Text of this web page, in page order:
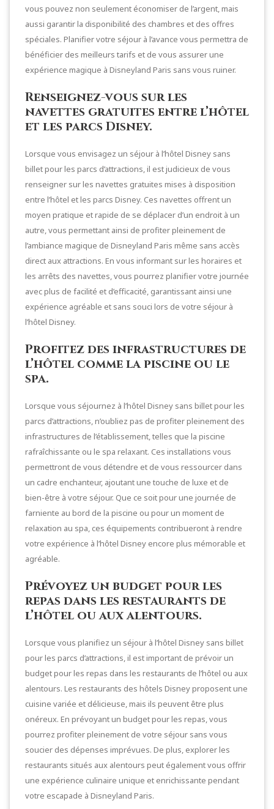
vous pouvez non seulement économiser de l’argent, mais
aussi garantir la disponibilité des chambres et des offres
spéciales. Planifier votre séjour à l’avance vous permettra de
bénéficier des meilleurs tarifs et de vous assurer une
expérience magique à Disneyland Paris sans vous ruiner.
Renseignez-vous sur les
navettes gratuites entre l’hôtel
et les parcs Disney.
Lorsque vous envisagez un séjour à l’hôtel Disney sans
billet pour les parcs d’attractions, il est judicieux de vous
renseigner sur les navettes gratuites mises à disposition
entre l’hôtel et les parcs Disney. Ces navettes offrent un
moyen pratique et rapide de se déplacer d’un endroit à un
autre, vous permettant ainsi de profiter pleinement de
l’ambiance magique de Disneyland Paris même sans accès
direct aux attractions. En vous informant sur les horaires et
les arrêts des navettes, vous pourrez planifier votre journée
avec plus de facilité et d’efficacité, garantissant ainsi une
expérience agréable et sans souci lors de votre séjour à
l’hôtel Disney.
Profitez des infrastructures de
l’hôtel comme la piscine ou le
spa.
Lorsque vous séjournez à l’hôtel Disney sans billet pour les
parcs d’attractions, n’oubliez pas de profiter pleinement des
infrastructures de l’établissement, telles que la piscine
rafraîchissante ou le spa relaxant. Ces installations vous
permettront de vous détendre et de vous ressourcer dans
un cadre enchanteur, ajoutant une touche de luxe et de
bien-être à votre séjour. Que ce soit pour une journée de
farniente au bord de la piscine ou pour un moment de
relaxation au spa, ces équipements contribueront à rendre
votre expérience à l’hôtel Disney encore plus mémorable et
agréable.
Prévoyez un budget pour les
repas dans les restaurants de
l’hôtel ou aux alentours.
Lorsque vous planifiez un séjour à l’hôtel Disney sans billet
pour les parcs d’attractions, il est important de prévoir un
budget pour les repas dans les restaurants de l’hôtel ou aux
alentours. Les restaurants des hôtels Disney proposent une
cuisine variée et délicieuse, mais ils peuvent être plus
onéreux. En prévoyant un budget pour les repas, vous
pourrez profiter pleinement de votre séjour sans vous
soucier des dépenses imprévues. De plus, explorer les
restaurants situés aux alentours peut également vous offrir
une expérience culinaire unique et enrichissante pendant
votre escapade à Disneyland Paris.